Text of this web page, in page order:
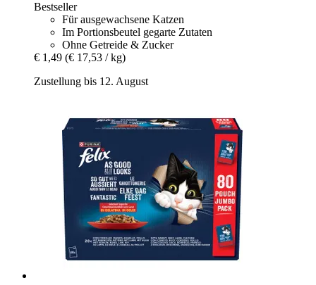
Bestseller
Für ausgewachsene Katzen
Im Portionsbeutel gegarte Zutaten
Ohne Getreide & Zucker
€ 1,49 (€ 17,53 / kg)
Zustellung bis 12. August